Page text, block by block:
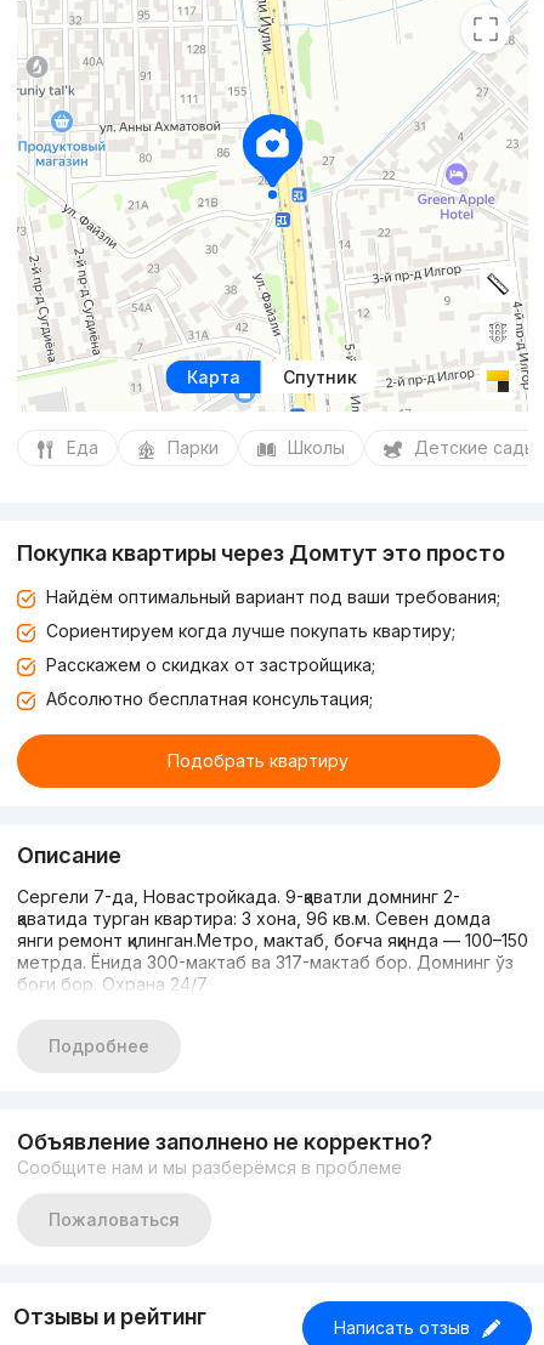
Карта Спутник
Еда Парки Школы Детские сады
Покупка квартиры через Домтут это просто
Найдём оптимальный вариант под ваши требования;
Сориентируем когда лучше покупать квартиру;
Расскажем о скидках от застройщика;
Абсолютно бесплатная консультация;
Подобрать квартиру
Описание
Сергели 7-да, Новастройкада. 9-қаватли домнинг 2-
қаватида турган квартира: 3 хона, 96 кв.м. Севен домда
янги ремонт қилинган.Метро, мактаб, боғча яқинда — 100–150
метрда. Ёнида 300-мактаб ва 317-мактаб бор. Домнинг ўз
боғи бор. Охрана 24/7
Подробнее
Объявление заполнено не корректно?
Сообщите нам и мы разберёмся в проблеме
Пожаловаться
Отзывы и рейтинг Написать отзыв